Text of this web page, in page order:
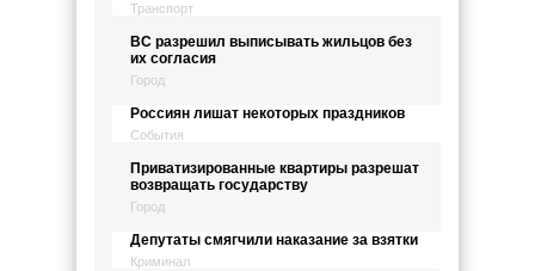
Транспорт
ВС разрешил выписывать жильцов без
их согласия
Город
Россиян лишат некоторых праздников
События
Приватизированные квартиры разрешат
возвращать государству
Город
Депутаты смягчили наказание за взятки
Криминал